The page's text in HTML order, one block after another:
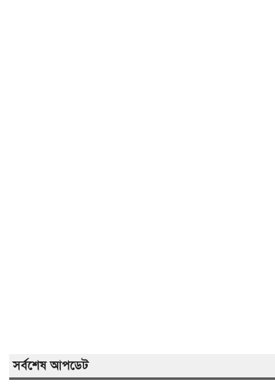
সর্বশেষ আপডেট